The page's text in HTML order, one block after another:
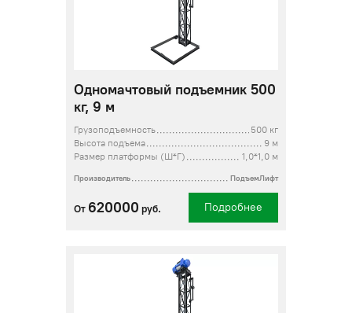
Одномачтовый подъемник 500
кг, 9 м
Грузоподъемность
500 кг
Высота подъема
9 м
Размер платформы (Ш*Г)
1,0*1,0 м
Производитель ПодъемЛифт
От 620000 руб. Подробнее